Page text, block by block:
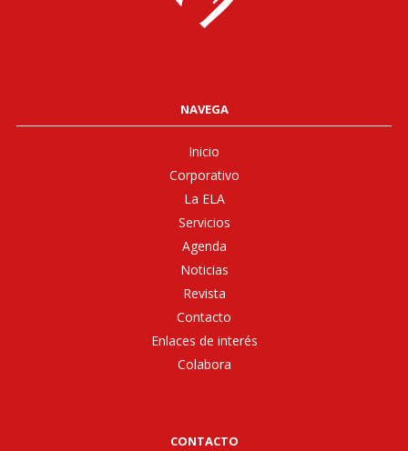
NAVEGA
Inicio
Corporativo
La ELA
Servicios
Agenda
Noticias
Revista
Contacto
Enlaces de interés
Colabora
CONTACTO